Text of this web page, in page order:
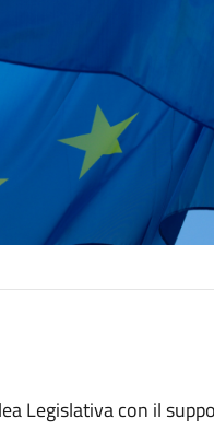
Legislativa con il